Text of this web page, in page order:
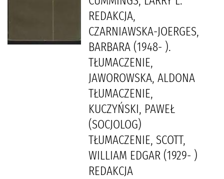
REDAKCJA,
CZARNIAWSKA-JOERGES,
BARBARA (1948- ).
TŁUMACZENIE,
JAWOROWSKA, ALDONA
TŁUMACZENIE,
KUCZYŃSKI, PAWEŁ
(SOCJOLOG)
TŁUMACZENIE, SCOTT,
WILLIAM EDGAR (1929- )
REDAKCJA